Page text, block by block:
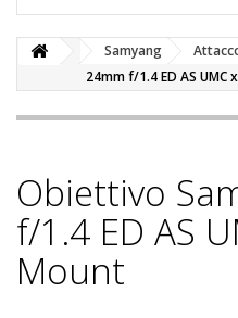
Samyang
24mm f/1.4 ED AS UMC
Obiettivo
f/1.4 ED AS
Mount